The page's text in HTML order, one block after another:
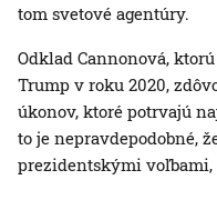
tom svetové agentúry.
Odklad Cannonová,
Trump v roku 2020,
úkonov, ktoré potrvajú
to je nepravdepodobné,
prezidentskými voľbami,